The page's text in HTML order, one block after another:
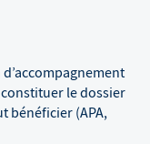
le dossier
bénéficier (APA,